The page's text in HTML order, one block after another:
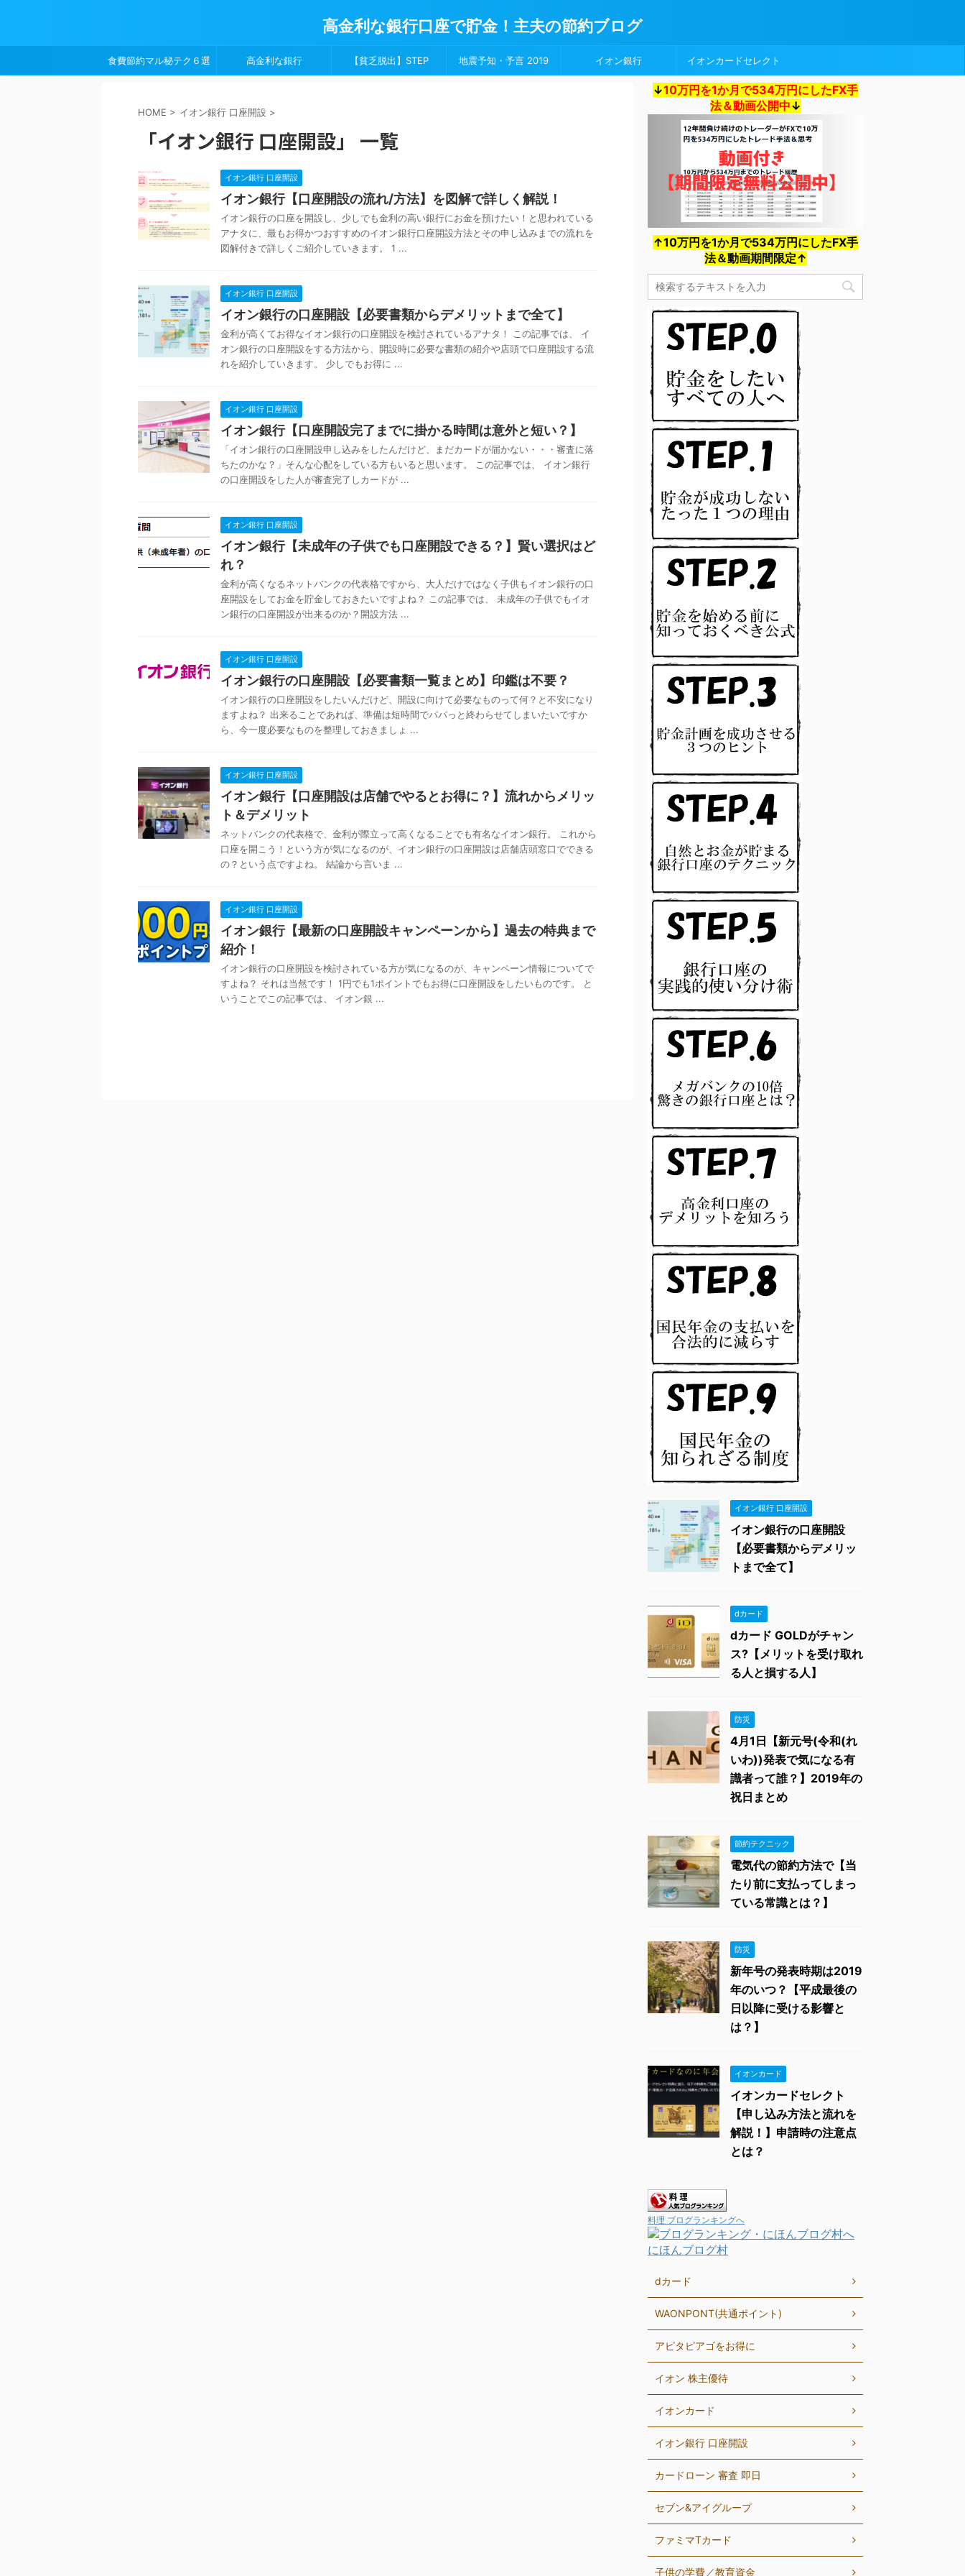
高金利な銀行口座で貯金！主夫の節約ブログ
食費節約マル秘テク６選 高金利な銀行 【貧乏脱出】STEP 地震予知・予言 2019 イオン銀行 イオンカードセレクト
HOME > イオン銀行 口座開設 >
「イオン銀行 口座開設」 一覧
イオン銀行 口座開設
イオン銀行【口座開設の流れ/方法】を図解で詳しく解説！
イオン銀行の口座を開設し、少しでも金利の高い銀行にお金を預けたい！と思われている
アナタに、最もお得かつおすすめのイオン銀行口座開設方法とその申し込みまでの流れを
図解付きで詳しくご紹介していきます。 1 ...
イオン銀行 口座開設
イオン銀行の口座開設【必要書類からデメリットまで全て】
金利が高くてお得なイオン銀行の口座開設を検討されているアナタ！ この記事では、 イ
オン銀行の口座開設をする方法から、開設時に必要な書類の紹介や店頭で口座開設する流
れを紹介していきます。 少しでもお得に ...
イオン銀行 口座開設
イオン銀行【口座開設完了までに掛かる時間は意外と短い？】
「イオン銀行の口座開設申し込みをしたんだけど、まだカードが届かない・・・審査に落
ちたのかな？」そんな心配をしている方もいると思います。 この記事では、 イオン銀行
の口座開設をした人が審査完了しカードが ...
イオン銀行 口座開設
イオン銀行【未成年の子供でも口座開設できる？】賢い選択はど
れ？
金利が高くなるネットバンクの代表格ですから、大人だけではなく子供もイオン銀行の口
座開設をしてお金を貯金しておきたいですよね？ この記事では、 未成年の子供でもイオ
ン銀行の口座開設が出来るのか？開設方法 ...
イオン銀行 口座開設
イオン銀行の口座開設【必要書類一覧まとめ】印鑑は不要？
イオン銀行の口座開設をしたいんだけど、開設に向けて必要なものって何？と不安になり
ますよね？ 出来ることであれば、準備は短時間でパパっと終わらせてしまいたいですか
ら、今一度必要なものを整理しておきましょ ...
イオン銀行 口座開設
イオン銀行【口座開設は店舗でやるとお得に？】流れからメリッ
ト＆デメリット
ネットバンクの代表格で、金利が際立って高くなることでも有名なイオン銀行。 これから
口座を開こう！という方が気になるのが、イオン銀行の口座開設は店舗店頭窓口でできる
の？という点ですよね。 結論から言いま ...
イオン銀行 口座開設
イオン銀行【最新の口座開設キャンペーンから】過去の特典まで
紹介！
イオン銀行の口座開設を検討されている方が気になるのが、キャンペーン情報についてで
すよね？ それは当然です！ 1円でも1ポイントでもお得に口座開設をしたいものです。 と
いうことでこの記事では、 イオン銀 ...
↓10万円を1か月で534万円にしたFX手
法＆動画公開中↓
↑10万円を1か月で534万円にしたFX手
法＆動画期間限定↑
イオン銀行 口座開設
イオン銀行の口座開設
【必要書類からデメリッ
トまで全て】
dカード
dカード GOLDがチャン
ス?【メリットを受け取れ
る人と損する人】
防災
4月1日【新元号(令和(れ
いわ))発表で気になる有
識者って誰？】2019年の
祝日まとめ
節約テクニック
電気代の節約方法で【当
たり前に支払ってしまっ
ている常識とは？】
防災
新年号の発表時期は2019
年のいつ？【平成最後の
日以降に受ける影響と
は？】
イオンカード
イオンカードセレクト
【申し込み方法と流れを
解説！】申請時の注意点
とは？
料理 ブログランキングへ
にほんブログ村
dカード
WAONPONT(共通ポイント)
アピタピアゴをお得に
イオン 株主優待
イオンカード
イオン銀行 口座開設
カードローン 審査 即日
セブン&アイグループ
ファミマTカード
子供の学費／教育資金